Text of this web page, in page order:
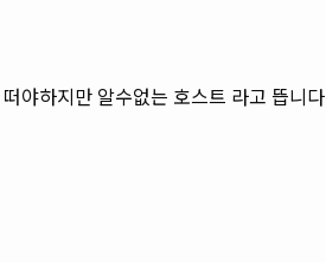
야하지만 알수없는 호스트 라고 뜹니다